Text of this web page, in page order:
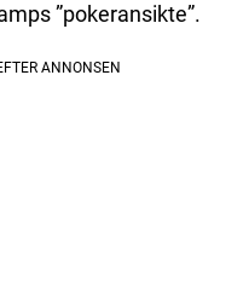
”pokeransikte”.